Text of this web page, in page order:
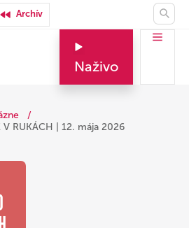
Archív
Naživo
V RUKÁCH | 12. mája 2026